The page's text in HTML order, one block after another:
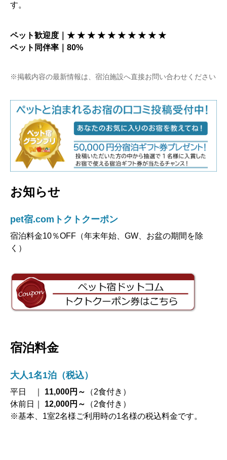
す。
ペット歓迎度｜★ ★ ★ ★ ★ ★ ★ ★ ★ ★
ペット同伴率｜80%
※掲載内容の最新情報は、宿泊施設へ直接お問い合わせください
お知らせ
pet宿.comトクトクーポン
宿泊料金10％OFF（年末年始、GW、お盆の期間を除
く）
宿泊料金
大人1名1泊（税込）
平日 ｜ 11,000円～
（2食付き）
休前日｜
12,000円～
（2食付き）
※基本、1室2名様ご利用時の1名様の税込料金です。